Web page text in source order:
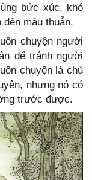
bức xúc, khó
mâu thuẫn.
chuyện người
để tránh người
chuyện là chủ
nhưng nó có
trước được.